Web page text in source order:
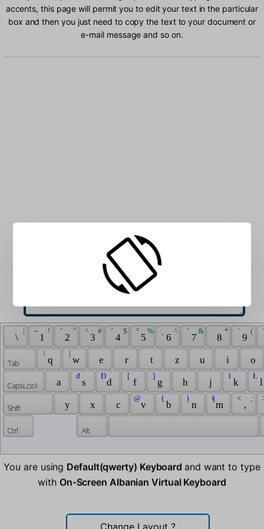
accents, this page will permit you to edit your text in the particular
box and then you just need to copy the text to your document or
e-mail message and so on.
Type Albanian characters into the box:
\
|
1
!
~
2
"
ˇ
3
#
^
4
$
˘
5
%
°
6
^
7
&
`
8
*
˙
9
(
´
q
\
w
|
e r t z u i
o
a
s
đ
d
Đ
f
[
g
]
h j k
ł Ł
y x c v
@
b
{
n
}
m
§
,
;
<
You are using Default(qwerty) Keyboard and want to type
with On-Screen Albanian Virtual Keyboard
Change Layout ?